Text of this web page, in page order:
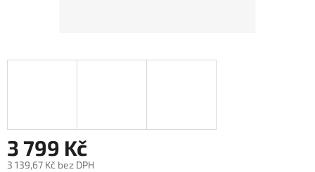
3 799 Kč
3 139,67 Kč bez DPH